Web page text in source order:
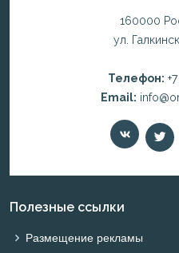
160000
ул.
Телефон:
Email:
Полезные ссылки
Размещение рекламы